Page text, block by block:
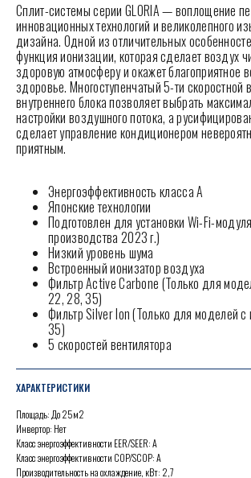
Сплит-системы серии GLORIA — воплощение
инновационных технологий и великолепного
дизайна. Одной из отличительных
функция ионизации, которая сделает воздух
здоровую атмосферу и окажет благоприятное
здоровье. Многоступенчатый 5-ти скоростной
внутреннего блока позволяет выбрать
настройки воздушного потока, а
сделает управление кондиционером
приятным.
Энергоэффективность класса А
Японские технологии
Подготовлен для установки Wi-Fi-
производства 2023 г.)
Низкий уровень шума
Встроенный ионизатор воздуха
Фильтр Active Carbone (Только для
22, 28, 35)
Фильтр Silver Ion (Только для моделей
35)
5 скоростей вентилятора
ХАРАКТЕРИСТИКИ
Площадь: До 25м2
Инвертор: Нет
Класс энергоэффективности EER/SEER: А
Класс энергоэффективности COP/SCOP: А
Производительность на охлаждение, кВт: 2,7